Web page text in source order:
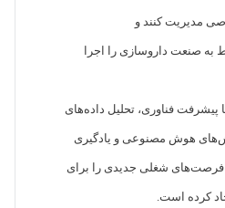
مدیریت کنند و
صنعت داروسازی را اجرا
پیشرفت فناوری، تحلیل داده‌های
هوش مصنوعی و یادگیری
فرصت‌های شغلی جدیدی را برای
کرده است.